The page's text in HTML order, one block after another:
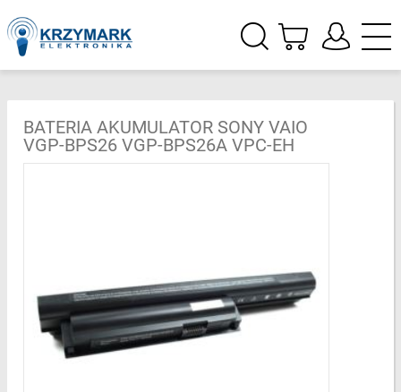
BATERIA AKUMULATOR SONY VAIO
VGP-BPS26 VGP-BPS26A VPC-EH